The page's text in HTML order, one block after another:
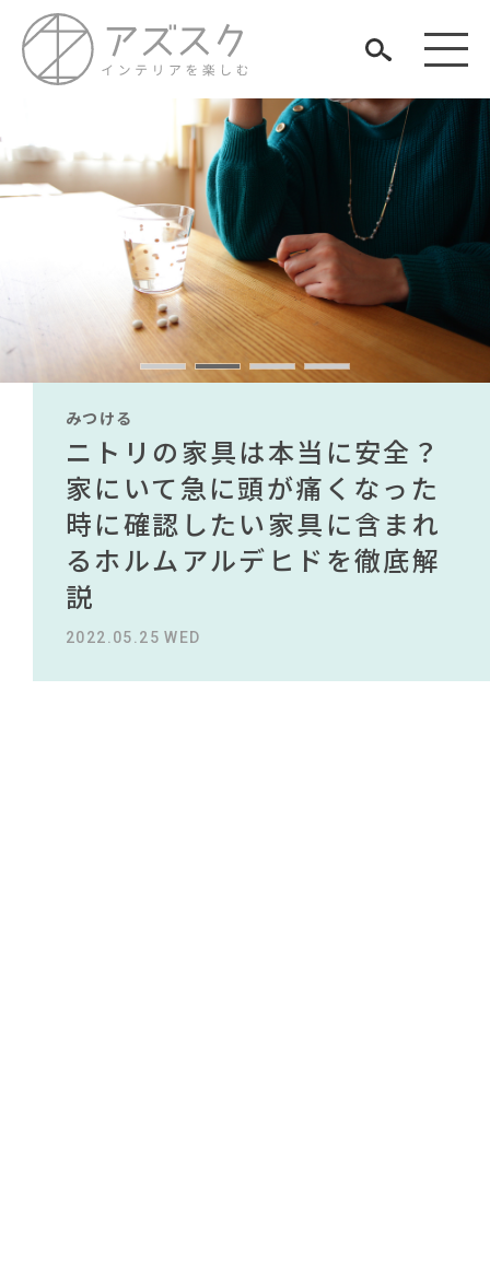
TAG LIST
#IKEA#ニトリ#展示会#家具#テーブル
#波瑠#コクヨ
#インテリアスタイリングの法則
#MoMA#インテリアコーディネート
#関家具#大塚家具#木図鑑#大川家具
#おすすめ#ファニタメ#サステナブル
#フェリシモ
#インダストリアルスタイル#中村アン
#ACTUS#ヤマソロ #河淳
#タンスのゲン#田中みな実 #テレワーク
#オフィスチェア
#良品計画
#2022 夏ドラマ#DINOS CORPORATION
#2022 春ドラマ
見つける
知る
楽しむ
ARCHIVE
NEWS
ABOUT
みつける
無印で有名デザイナーのアイ
テムが手に入る？無印良品で
買える有名デザイナーがデザ
インしたインテリアを一挙紹
介
2022.10.24 MON
みつける
IKEA家具は引っ越し業者を悩
ませる？引っ越し業者に敬遠
されている理由を徹底解
説！！
2023.09.27 WED
みつける
ニトリの家具は本当に安全？
家にいて急に頭が痛くなった
時に確認したい家具に含まれ
るホルムアルデヒドを徹底解
説
2022.05.25 WED
みつける
【部屋をおしゃれにしたい人
必見】今話題のインテリアス
タイルから定番スタイルまで
紹介！おすすめインテリアス
タイル18選
2023.09.23 SAT
みつける
無印で有名デザイナーのアイ
テムが手に入る？無印良品で
買える有名デザイナーがデザ
インしたインテリアを一挙紹
介
2022.10.24 MON
みつける
IKEA家具は引っ越し業者を悩
ませる？引っ越し業者に敬遠
されている理由を徹底解
説！！
2023.09.27 WED